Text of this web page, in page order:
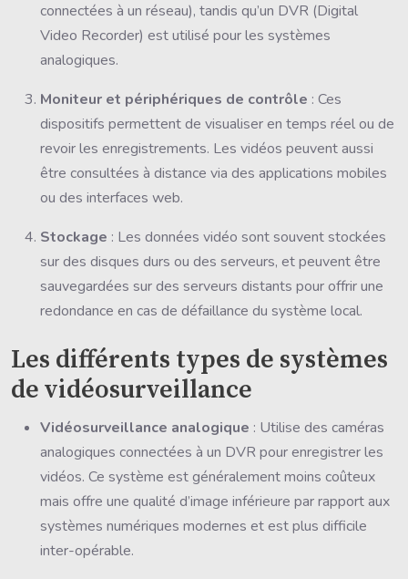
connectées à un réseau), tandis qu’un DVR (Digital
Video Recorder) est utilisé pour les systèmes
analogiques.
Moniteur et périphériques de contrôle : Ces
dispositifs permettent de visualiser en temps réel ou de
revoir les enregistrements. Les vidéos peuvent aussi
être consultées à distance via des applications mobiles
ou des interfaces web.
Stockage : Les données vidéo sont souvent stockées
sur des disques durs ou des serveurs, et peuvent être
sauvegardées sur des serveurs distants pour offrir une
redondance en cas de défaillance du système local.
Les différents types de systèmes
de vidéosurveillance
Vidéosurveillance analogique : Utilise des caméras
analogiques connectées à un DVR pour enregistrer les
vidéos. Ce système est généralement moins coûteux
mais offre une qualité d’image inférieure par rapport aux
systèmes numériques modernes et est plus difficile
inter-opérable.